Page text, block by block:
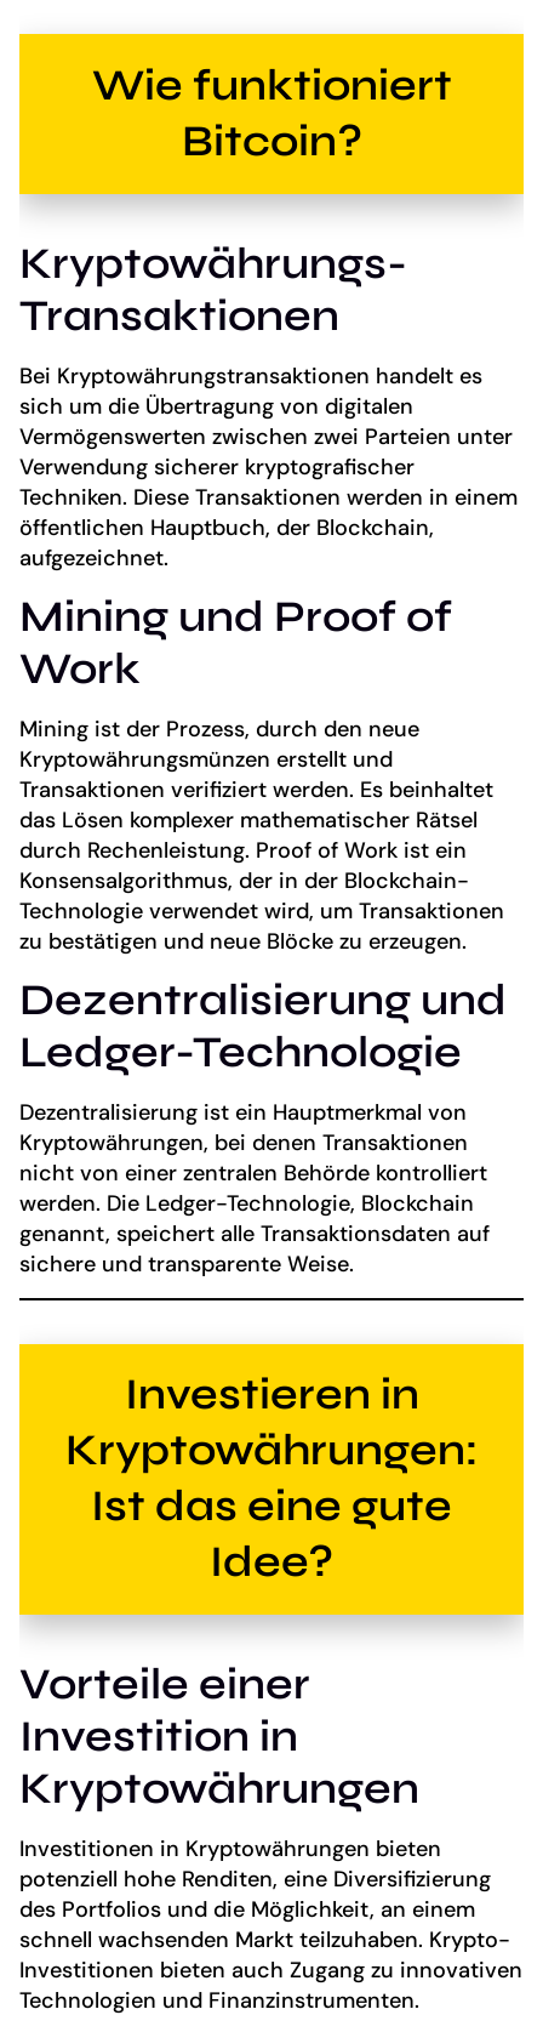
Wie funktioniert
Bitcoin?
Kryptowährungs-
Transaktionen
Bei Kryptowährungstransaktionen handelt es
sich um die Übertragung von digitalen
Vermögenswerten zwischen zwei Parteien unter
Verwendung sicherer kryptografischer
Techniken. Diese Transaktionen werden in einem
öffentlichen Hauptbuch, der Blockchain,
aufgezeichnet.
Mining und Proof of
Work
Mining ist der Prozess, durch den neue
Kryptowährungsmünzen erstellt und
Transaktionen verifiziert werden. Es beinhaltet
das Lösen komplexer mathematischer Rätsel
durch Rechenleistung. Proof of Work ist ein
Konsensalgorithmus, der in der Blockchain-
Technologie verwendet wird, um Transaktionen
zu bestätigen und neue Blöcke zu erzeugen.
Dezentralisierung und
Ledger-Technologie
Dezentralisierung ist ein Hauptmerkmal von
Kryptowährungen, bei denen Transaktionen
nicht von einer zentralen Behörde kontrolliert
werden. Die Ledger-Technologie, Blockchain
genannt, speichert alle Transaktionsdaten auf
sichere und transparente Weise.
Investieren in
Kryptowährungen:
Ist das eine gute
Idee?
Vorteile einer
Investition in
Kryptowährungen
Investitionen in Kryptowährungen bieten
potenziell hohe Renditen, eine Diversifizierung
des Portfolios und die Möglichkeit, an einem
schnell wachsenden Markt teilzuhaben. Krypto-
Investitionen bieten auch Zugang zu innovativen
Technologien und Finanzinstrumenten.